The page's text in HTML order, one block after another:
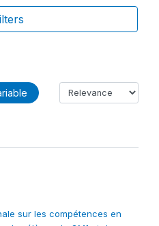
sur les compétences en